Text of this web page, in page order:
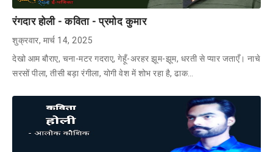
रंगदार होली - कविता - प्रमोद कुमार
शुक्रवार, मार्च 14, 2025
देखो आम बौराए, चना-मटर गदराए, गेहूँ-अरहर झूम-झूम, धरती से प्यार जताएँ। नाचे
सरसों पीला, तीसी बड़ा रंगीला, योगी वेश में शोभ रहा है, ढाक…